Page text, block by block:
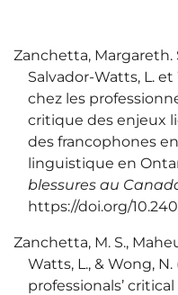
Zanchetta, Margareth.
Salvador-Watts, L. et
chez les
critique des enjeux
des francophones
linguistique en
blessures au
https://doi.org/
Zanchetta, M. S.,
Watts, L., & Wong,
professionals’